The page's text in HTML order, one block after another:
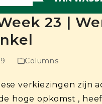
23 |
Columns
verkiezingen zijn
hoge opkomst ,